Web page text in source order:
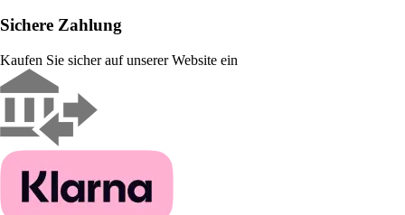
Sichere Zahlung
Kaufen Sie sicher auf unserer Website ein